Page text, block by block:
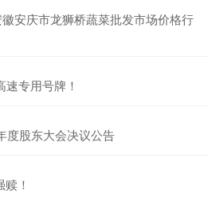
安庆市龙狮桥蔬菜批发市场价格行
专用号牌！
度股东大会决议公告
！